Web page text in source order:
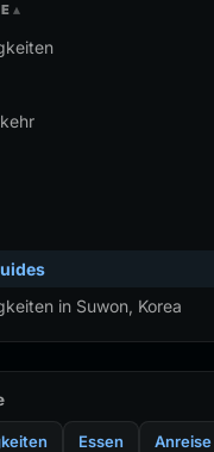
in Suwon, Korea
Essen